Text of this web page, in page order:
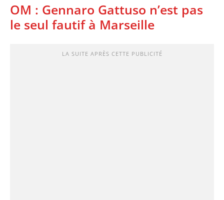
OM : Gennaro Gattuso n’est pas
le seul fautif à Marseille
LA SUITE APRÈS CETTE PUBLICITÉ